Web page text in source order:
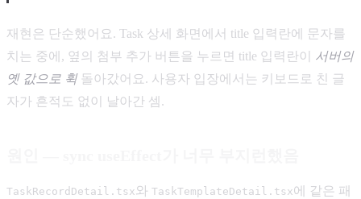
재현은 단순했어요. Task 상세 화면에서 title 입력란에 문자를
치는 중에, 옆의 첨부 추가 버튼을 누르면 title 입력란이 서버의
옛 값으로 휙돌아갔어요. 사용자 입장에서는 키보드로 친 글
자가 흔적도 없이 날아간 셈.
TaskRecordDetail.tsx와 TaskTemplateDetail.tsx에 같은 패